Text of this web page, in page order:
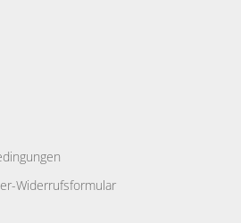
Widerrufsformular